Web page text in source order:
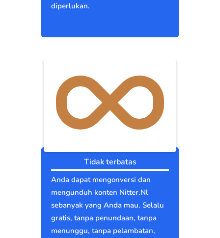
diperlukan.
Tidak terbatas
Anda dapat mengonversi dan
mengunduh konten Nitter.Nl
sebanyak yang Anda mau. Selalu
gratis, tanpa penundaan, tanpa
menunggu, tanpa pelambatan,